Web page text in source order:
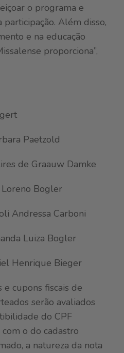
o programa e
Além disso,
e na educação
proporciona”,
Paetzold
de Graauw Damke
Bogler
Andressa Carboni
Luiza Bogler
Henrique Bieger
e cupons fiscais de
serão avaliados
do CPF
o do cadastro
a natureza da nota